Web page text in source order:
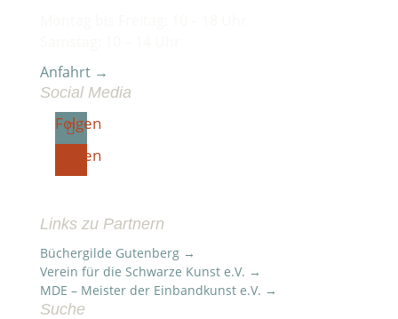
Anfahrt →
Social Media
Folgen
Folgen
Links zu Partnern
Büchergilde Gutenberg →
Verein für die Schwarze Kunst e.V. →
MDE – Meister der Einbandkunst e.V. →
Suche